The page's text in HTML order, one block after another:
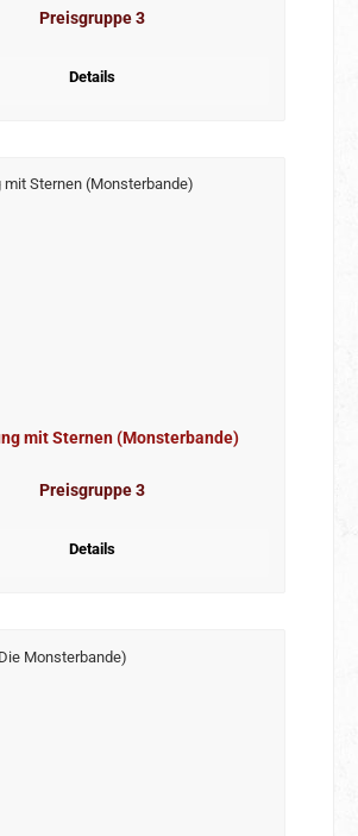
Preisgruppe 3
Details
mit Sternen (Monsterbande)
Preisgruppe 3
Details